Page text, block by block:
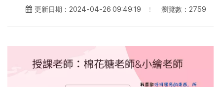
更新日期：2024-04-26 09:49:19 瀏覽數：2759